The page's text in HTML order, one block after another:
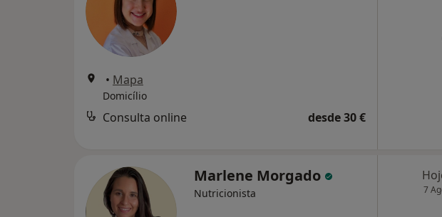
• Mapa
Domicílio
Consulta online desde 30 €
Marlene Morgado
Nutricionista 7